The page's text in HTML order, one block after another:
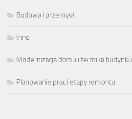
Budowa i przemysł
Inne
Modernizacja domu i termika budynku
Planowanie prac i etapy remontu